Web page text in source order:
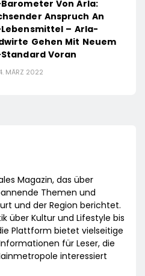
Von Arla:
Anspruch An
– Arla-
Gehen Mit Neuem
Voran
MÄRZ 2022
Magazin, das über
Themen und
und der Region berichtet.
über Kultur und Lifestyle bis
Plattform bietet vielseitige
für Leser, die
interessiert